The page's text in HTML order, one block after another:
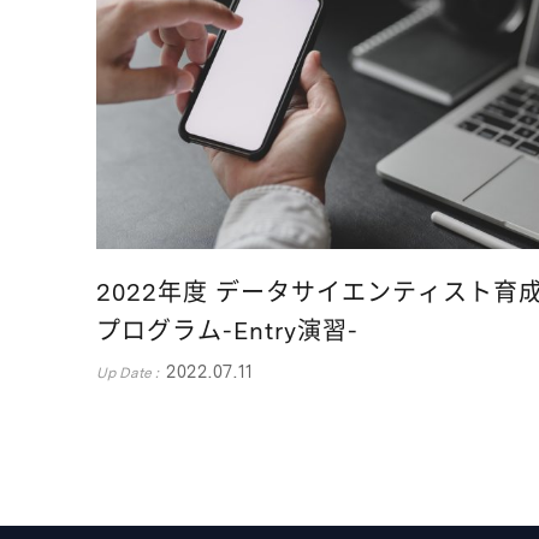
2022年度 データサイエンティスト育
プログラム-Entry演習-
Up Date : 2022.07.11